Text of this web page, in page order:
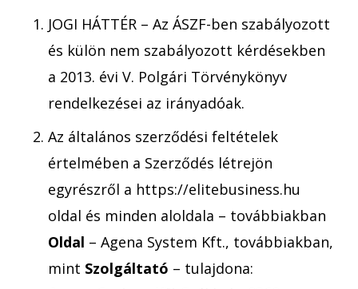
JOGI HÁTTÉR – Az ÁSZF-ben szabályozott
és külön nem szabályozott kérdésekben
a 2013. évi V. Polgári Törvénykönyv
rendelkezései az irányadóak.
Az általános szerződési feltételek
értelmében a Szerződés létrejön
egyrészről a https://elitebusiness.hu
oldal és minden aloldala – továbbiakban
Oldal – Agena System Kft., továbbiakban,
mint Szolgáltató – tulajdona: